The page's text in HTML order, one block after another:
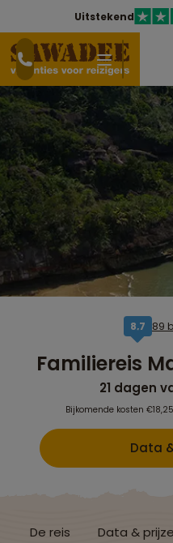
Uitstekend
8,7 89
Familiereis
21 dagen
Bijkomende kosten
Data
De reis Data &